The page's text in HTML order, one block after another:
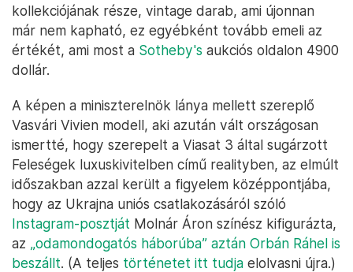
kollekciójának része, vintage darab, ami újonnan
már nem kapható, ez egyébként tovább emeli az
értékét, ami most a Sotheby's aukciós oldalon 4900
dollár.
A képen a miniszterelnök lánya mellett szereplő
Vasvári Vivien modell, aki azután vált országosan
ismertté, hogy szerepelt a Viasat 3 által sugárzott
Feleségek luxuskivitelben című realityben, az elmúlt
időszakban azzal került a figyelem középpontjába,
hogy az Ukrajna uniós csatlakozásáról szóló
Instagram-posztját Molnár Áron színész kifigurázta,
az „odamondogatós háborúba” aztán Orbán Ráhel is
beszállt. (A teljes történetet itt tudja elolvasni újra.)